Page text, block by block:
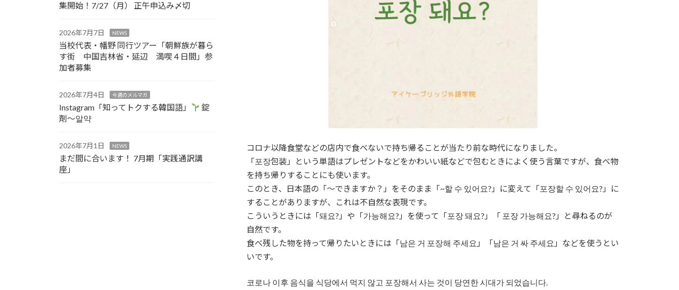
コロナ以降食堂などの店内で食べないで持ち帰ることが当たり前な時代になりました。
「포장包装」という単語はプレゼントなどをかわいい紙などで包むときによく使う言葉ですが、食べ物
を持ち帰りすることにも使います。
このとき、日本語の「～できますか？」をそのまま「~할 수 있어요?」に変えて「포장할 수 있어요?」に
することがありますが、これは不自然な表現です。
こういうときには「돼요?」や「가능해요?」を使って「포장 돼요?」「 포장 가능해요?」と尋ねるのが
自然です。
食べ残した物を持って帰りたいときには「남은 거 포장해 주세요」「남은 거 싸 주세요」などを使うとい
いです。
코로나 이후 음식을 식당에서 먹지 않고 포장해서 사는 것이 당연한 시대가 되었습니다.
集開始！7/27（月） 正午申込み〆切
2026年7月7日 NEWS
当校代表・幡野 同行ツアー「朝鮮族が暮ら
す街 中国吉林省・延辺 満喫４日間」参
加者募集
2026年7月4日 今週のメルマガ
Instagram「知ってトクする韓国語」
錠
剤～알약
2026年7月1日 NEWS
まだ間に合います！ 7月期「実践通訳講
座」